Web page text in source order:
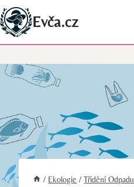
Přeskočit
na
obsah
Evča.cz
/ Ekologie / Třídění Odpadu